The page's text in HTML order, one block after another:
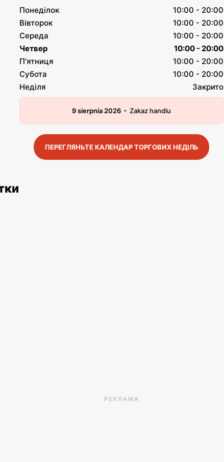
Понеділок
10:00 - 20:00
Вівторок
10:00 - 20:00
Середа
10:00 - 20:00
Четвер
10:00 - 20:00
П'ятниця
10:00 - 20:00
Субота
10:00 - 20:00
Неділя
Закрито
9 sierpnia 2026 - Zakaz handlu
ПЕРЕГЛЯНЬТЕ КАЛЕНДАР ТОРГОВИХ НЕДІЛЬ
РЕКЛАМА